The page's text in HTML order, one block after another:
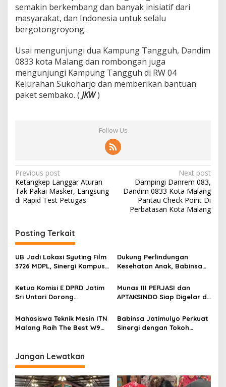
semakin berkembang dan banyak inisiatif dari
masyarakat, dan Indonesia untuk selalu
bergotongroyong.
Usai mengunjungi dua Kampung Tangguh, Dandim
0833 kota Malang dan rombongan juga
mengunjungi Kampung Tangguh di RW 04
Kelurahan Sukoharjo dan memberikan bantuan
paket sembako. ( JKW)
Follow Us
P
o
s
n
a
v
i
g
a
t
i
n
Previous post
Ketangkep Langgar Aturan
Tak Pakai Masker, Langsung
di Rapid Test Petugas
Next post
Dampingi Danrem 083,
Dandim 0833 Kota Malang
Pantau Check Point Di
Perbatasan Kota Malang
Posting Terkait
UB Jadi Lokasi Syuting Film
3726 MDPL, Sinergi Kampus
Hadirkan Pengalaman
Nyata bagi Mahasiswa
Dukung Perlindungan
Kesehatan Anak, Babinsa
Imunisasi 2026
Ketua Komisi E DPRD Jatim
Sri Untari Dorong
Posyandu sebagai Garda
Terdepan Layanan
Kesehatan
Munas III PERJASI dan
APTAKSINDO Siap Digelar di
Semangat Perkuat Tata
Kelola Organisasi
Mahasiswa Teknik Mesin ITN
Malang Raih The Best W9
Kampus di Panggung
Nasional
Babinsa Jatimulyo Perkuat
Sinergi dengan Tokoh
Jangan Lewatkan